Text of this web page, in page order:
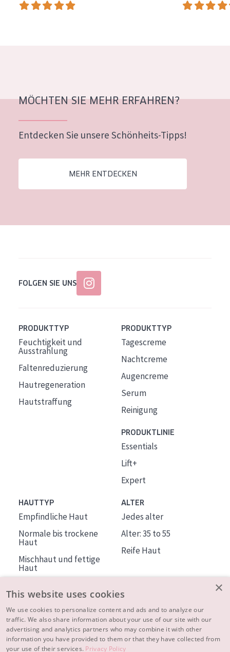
Expert
Mischhaut und fettige Haut
Reife Haut
Der Sonne ausgesetzte Haut
Jedes alter
Reife Haut
MÖCHTEN SIE MEHR ERFAHREN?
Entdecken Sie unsere Schönheits-Tipps!
MEHR ENTDECKEN
FOLGEN SIE UNS
PRODUKTTYP
Feuchtigkeit und
Ausstrahlung
Faltenreduzierung
Hautregeneration
Hautstraffung
PRODUKTTYP
Tagescreme
Nachtcreme
Augencreme
Serum
Reinigung
PRODUKTLINIE
Essentials
Lift+
Expert
HAUTTYP
Empfindliche Haut
Normale bis trockene
Haut
Mischhaut und fettige
Haut
Haut
ALTER
Jedes alter
Alter: 35 to 55
Reife Haut
ÜBER DIADERMINE
Mehr über uns
×
This website uses cookies
We use cookies to personalize content and ads and to analyze our
traffic. We also share information about your use of our site with our
advertising and analytics partners who may combine it with other
information you have provided to them or that they have collected from
your use of their services. Privacy Policy